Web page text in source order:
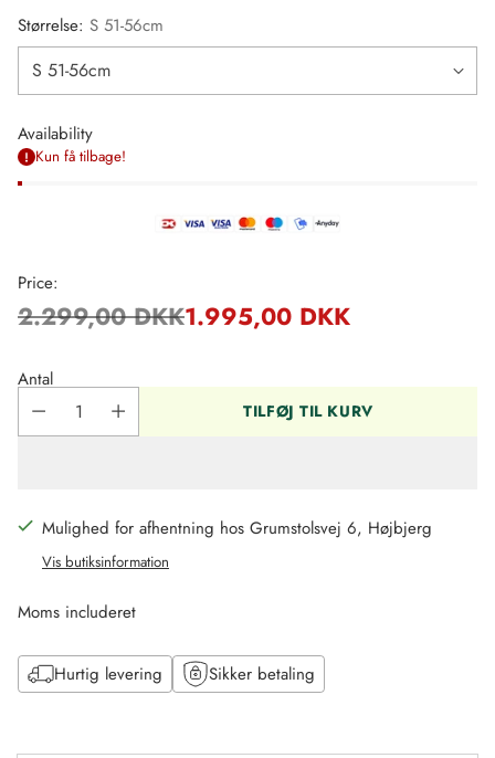
Størrelse: S 51-56cm
Availability
Kun få tilbage!
Price:
Regulær
pris
2.299,00 DKK1.995,00 DKK
Antal
TILFØJ TIL KURV
Mulighed for afhentning hos Grumstolsvej 6, Højbjerg
Vis butiksinformation
Moms includeret
Hurtig levering Sikker betaling